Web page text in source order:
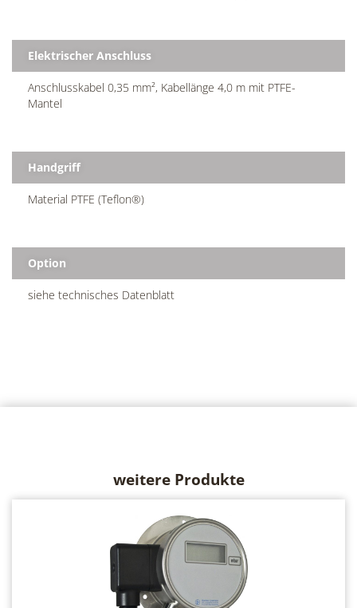
Elektrischer Anschluss
Anschlusskabel 0,35 mm², Kabellänge 4,0 m mit PTFE-
Mantel
Handgriff
Material PTFE (Teflon®)
Option
siehe technisches Datenblatt
weitere Produkte